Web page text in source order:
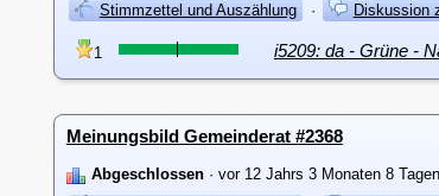
Stimmzettel und Auszählung
· Diskussion
1 i5209: da - Grüne -
Meinungsbild Gemeinderat #2368
Abgeschlossen· vor 12 Jahrs 3 Monaten 8